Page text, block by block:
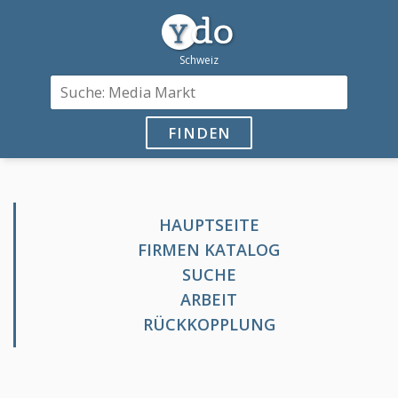
FINDEN
HAUPTSEITE
FIRMEN KATALOG
SUCHE
ARBEIT
RÜCKKOPPLUNG